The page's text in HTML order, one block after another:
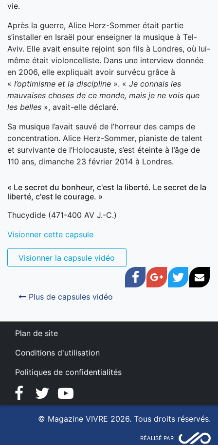
vie.
Après la guerre, Alice Herz-Sommer était partie
s’installer en Israël pour enseigner la musique à Tel-
Aviv. Elle avait ensuite rejoint son fils à Londres, où lui-
même était violoncelliste. Dans une interview donnée
en 2006, elle expliquait avoir survécu grâce à
« l’optimisme et la discipline ». « Je connais les
mauvaises choses de ce monde, mais je ne vois que
les belles », avait-elle déclaré.
Sa musique l’avait sauvé de l’horreur des camps de
concentration. Alice Herz-Sommer, pianiste de talent
et survivante de l’Holocauste, s’est éteinte à l’âge de
110 ans, dimanche 23 février 2014 à Londres.
« Le secret du bonheur, c'est la liberté. Le secret de la
liberté, c'est le courage. »
Thucydide (471-400 AV J.-C.)
Visionner cette capsule
Visionner la capsule vidéo
Facebook
Google+
Twitter
Plus de capsules vidéo
Plan de site
Conditions d'utilisation
Politiques de confidentialités
FacebookTwitterYouTube
© Magazine VIVRE 2026. Tous droits réservés.
RÉALISÉ PAR